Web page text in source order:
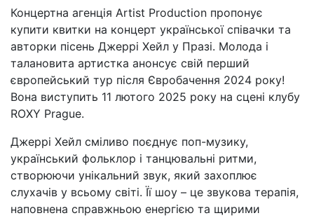
Концертна агенція Artist Production пропонує
купити квитки на концерт української співачки та
авторки пісень Джеррі Хейл у Празі. Молода і
талановита артистка анонсує свій перший
європейський тур після Євробачення 2024 року!
Вона виступить 11 лютого 2025 року на сцені клубу
ROXY Prague.
Джеррі Хейл сміливо поєднує поп-музику,
український фольклор і танцювальні ритми,
створюючи унікальний звук, який захоплює
слухачів у всьому світі. Її шоу – це звукова терапія,
наповнена справжньою енергією та щирими